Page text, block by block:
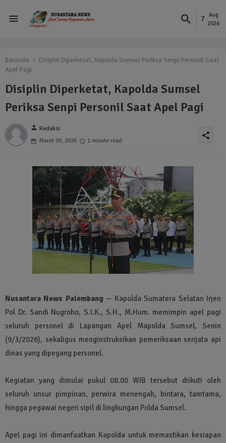
7
Aug
2026
Beranda
Disiplin Diperketat, Kapolda Sumsel Periksa Senpi Personil Saat
Apel Pagi
Disiplin Diperketat, Kapolda Sumsel
Periksa Senpi Personil Saat Apel Pagi
person Redaksi
Maret 09, 2026
1 minute read
share
Nusantara News Palembang — Kapolda Sumatera Selatan Irjen
Pol Dr. Sandi Nugroho, S.I.K., S.H., M.Hum. memimpin apel pagi
seluruh personel di Lapangan Apel Mapolda Sumsel, Senin
(9/3/2026), sekaligus menginstruksikan pemeriksaan senjata api
dinas yang dipegang personel.
Kegiatan yang dimulai pukul 08.00 WIB tersebut diikuti oleh
seluruh unsur pimpinan, perwira menengah, bintara, tamtama,
hingga pegawai negeri sipil di lingkungan Polda Sumsel.
Apel pagi ini dimanfaatkan Kapolda untuk memastikan kesiapan